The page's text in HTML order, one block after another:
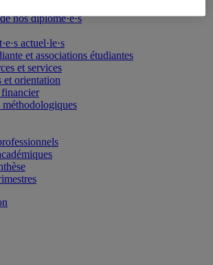
nos diplômé·e·s
actuel·le·s
et associations étudiantes
et services
et orientation